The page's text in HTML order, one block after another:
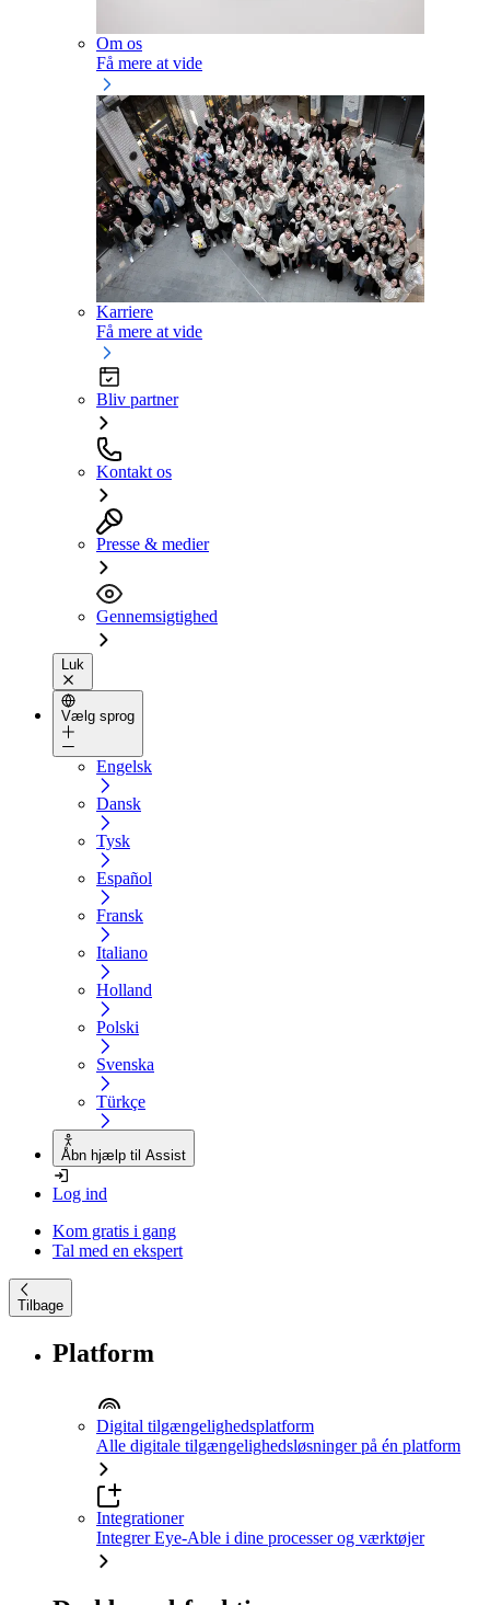
Om os
Få mere at vide
Karriere
Få mere at vide
Bliv partner
Kontakt os
Presse & medier
Gennemsigtighed
Luk
Vælg sprog
Engelsk
Dansk
Tysk
Español
Fransk
Italiano
Holland
Polski
Svenska
Türkçe
Åbn hjælp til Assist
Log ind
Kom gratis i gang
Tal med en ekspert
Tilbage
Platform
Digital tilgængelighedsplatform
Alle digitale tilgængelighedsløsninger på én platform
Integrationer
Integrer Eye-Able i dine processer og værktøjer